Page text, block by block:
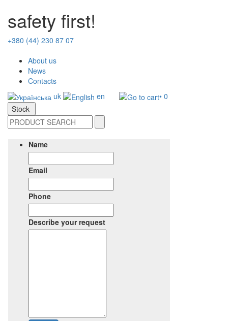
safety first!
+380 (44) 230 87 07
About us
News
Contacts
uk
en
• 0
Stock
Name
Email
Phone
Describe your request